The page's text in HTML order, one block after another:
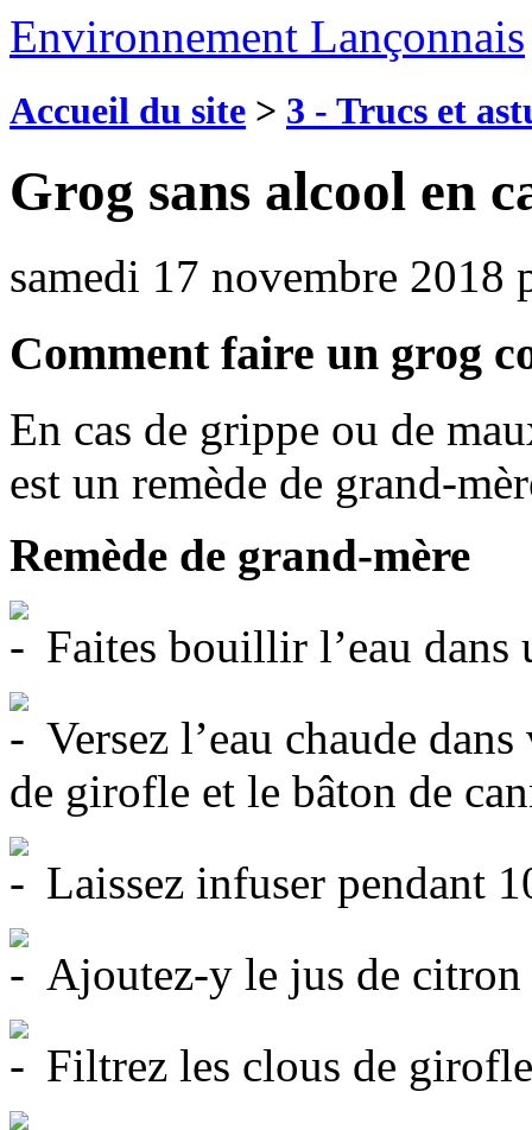
Environnement Lançonnais
Accueil du site > 3 - Trucs et
Grog sans alcool en
samedi 17 novembre 2018
Comment faire un grog
En cas de grippe ou de
est un remède de grand-
Remède de grand-mère
Faites bouillir l’eau dans
Versez l’eau chaude
de girofle et le bâton de
Laissez infuser pendant
Ajoutez-y le jus de
Filtrez les clous de